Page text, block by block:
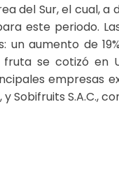
del Sur, el cual,
este periodo.
un aumento de
se cotizó en
empresas
Sobifruits S.A.C.,